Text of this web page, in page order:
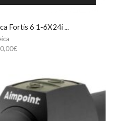
Fortis 6 1-6X24i ...
€